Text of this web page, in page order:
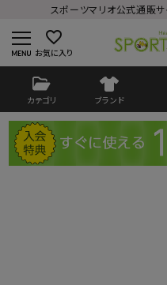
スポーツマリオ公式通販
favorite_border
お気に入り
カテゴリ ブランド